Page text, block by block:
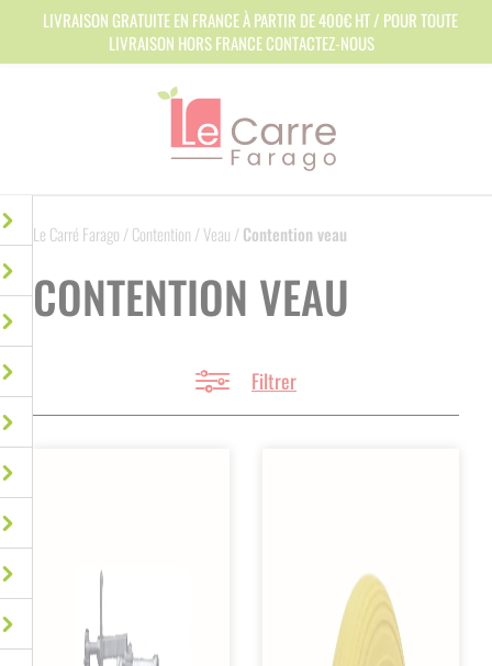
Le Carré Farago /Contention /Veau /Contention veau
CONTENTION VEAU
Filtrer
LIVRAISON GRATUITE EN FRANCE À PARTIR DE 400€ HT / POUR TOUTE
LIVRAISON HORS FRANCE CONTACTEZ-NOUS
Panneau de gestion des cookies